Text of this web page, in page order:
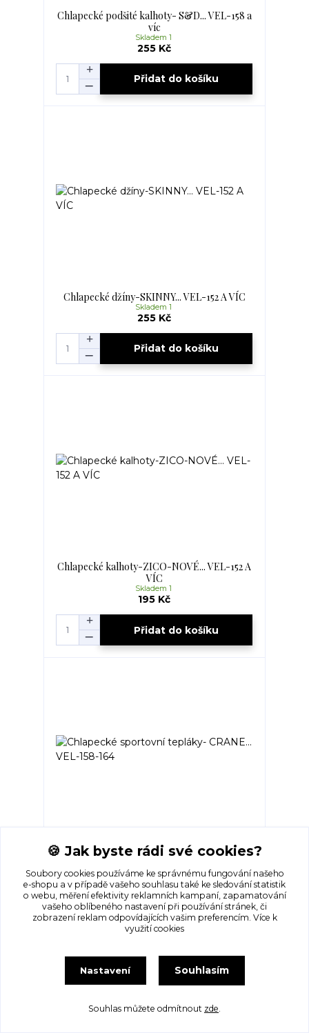
Chlapecké podšité kalhoty- S&D... VEL-158 a
víc
255 Kč
Skladem 1
Přidat do košíku
Chlapecké džíny-SKINNY... VEL-152 A VÍC
255 Kč
Skladem 1
Přidat do košíku
Chlapecké kalhoty-ZICO-NOVÉ... VEL-152 A
VÍC
195 Kč
Skladem 1
Přidat do košíku
Chlapecké sportovní tepláky- CRANE... VEL-
158-164
175 Kč
Skladem 1
Přidat do košíku
🍪 Jak byste rádi své cookies?
Soubory cookies používáme ke správnému fungování našeho
e-shopu a v případě vašeho souhlasu také ke sledování statistik
o webu, měření efektivity reklamních kampaní, zapamatování
vašeho oblíbeného nastavení při používání stránek, či
zobrazení reklam odpovídajících vašim preferencím. Více k
využití cookies
Nastavení Souhlasím
Souhlas můžete odmítnout zde